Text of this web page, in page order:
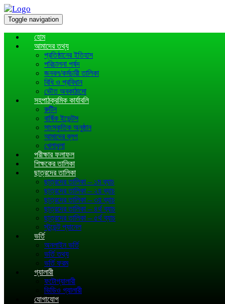
Toggle navigation
হোম
আমাদের তথ্য
প্রতিষ্ঠানের ইতিহাস
পরিচালনা পর্ষদ
জনবল/কর্মচারী তালিকা
বিধি ও প্রবিধান
ভৌত অবকাঠামো
সহপাঠক্রমিক কার্যাবলি
রুটিন
বার্ষিক ইভেন্টস
সাংস্কৃতিক অনুষ্ঠান
আমাদের ব্লগ
খেলাধূলা
পরীক্ষার ফলাফল
শিক্ষকের তালিকা
ছাত্রদের তালিকা
ছাত্রদের তালিকা – ১ম ব্যাচ
ছাত্রদের তালিকা – ২য় ব্যাচ
ছাত্রদের তালিকা – ৩য় ব্যাচ
ছাত্রদের তালিকা – ৪র্থ ব্যাচ
ছাত্রদের তালিকা – ৫র্থ ব্যাচ
স্টুডেন্ট প্যানেল
ভর্তি
অনলাইন ভর্তি
ভর্তি তথ্য
ভর্তি ফরম
গ্যালারী
ফটোগ্যালারী
ভিডিও গ্যালারী
যোগাযোগ